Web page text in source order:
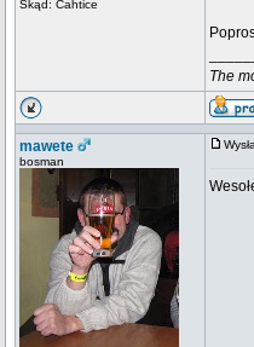
Skąd: Cahtice
The
mawete
bosman